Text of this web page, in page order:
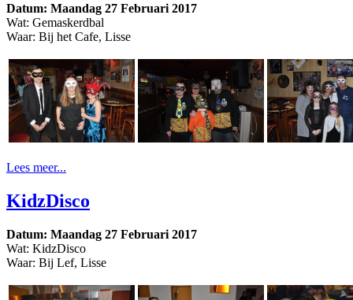
Datum: Maandag 27 Februari 2017
Wat: Gemaskerdbal
Waar: Bij het Cafe, Lisse
Lees meer...
KidzDisco
Datum: Maandag 27 Februari 2017
Wat: KidzDisco
Waar: Bij Lef, Lisse